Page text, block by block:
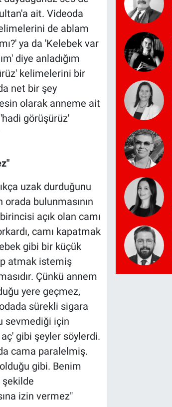
ait. Videoda
de ablam
ya da 'Kelebek var
diye anladığım
kelimelerini bir
net bir şey
olarak anneme ait
görüşürüz'
uzak durduğunu
bulunmasının
açık olan camı
camı kapatmak
gibi bir küçük
atmak istemiş
Çünkü annem
yere geçmez,
sürekli sigara
sevmediği için
gibi şeyler söylerdi.
cama paralelmiş.
gibi. Benim
izin vermez"